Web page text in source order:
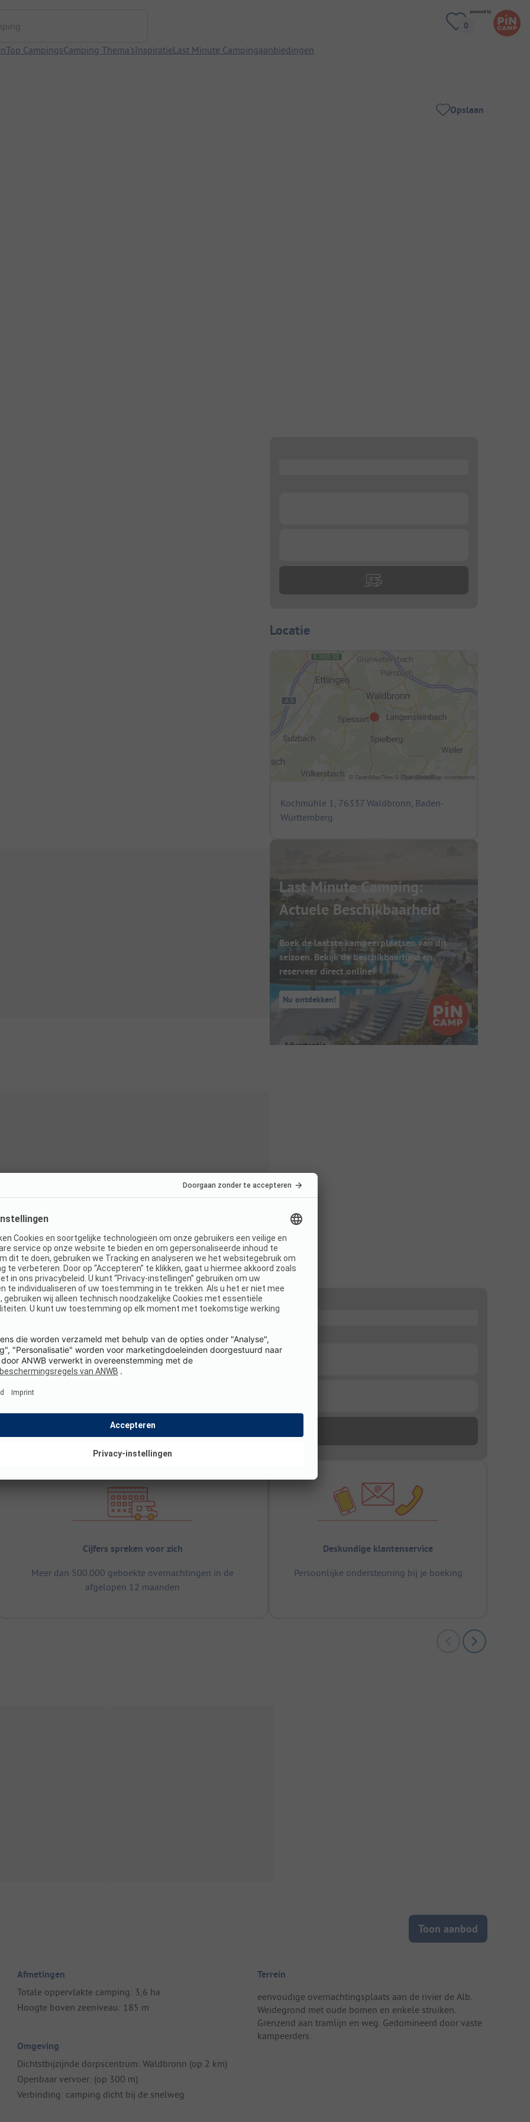
Top CampingsCamping Thema'sInspiratieLast Minute Campingaanbiedingen
Opslaan
Locatie
Kochmühle 1, 76337 Waldbronn, Baden-
Württemberg
Last Minute Camping:
Actuele Beschikbaarheid
Boek de laatste kampeerplaatsen van dit
seizoen. Bekijk de beschikbaarheid en
reserveer direct online!
Nu ontdekken!
Cijfers spreken voor zich
Meer dan 500.000 geboekte overnachtingen in de
afgelopen 12 maanden
Deskundige klantenservice
Persoonlijke ondersteuning bij je boeking
Toon aanbod
Afmetingen
Totale oppervlakte camping: 3,6 ha
Hoogte boven zeeniveau: 185 m
Omgeving
Dichtstbijzijnde dorpscentrum: Waldbronn (op 2 km)
Openbaar vervoer: (op 300 m)
Verbinding: camping dicht bij de snelweg
Terrein
eenvoudige overnachtingsplaats aan de rivier de Alb.
Weidegrond met oude bomen en enkele struiken.
Grenzend aan tramlijn en weg. Gedomineerd door vaste
kampeerders.